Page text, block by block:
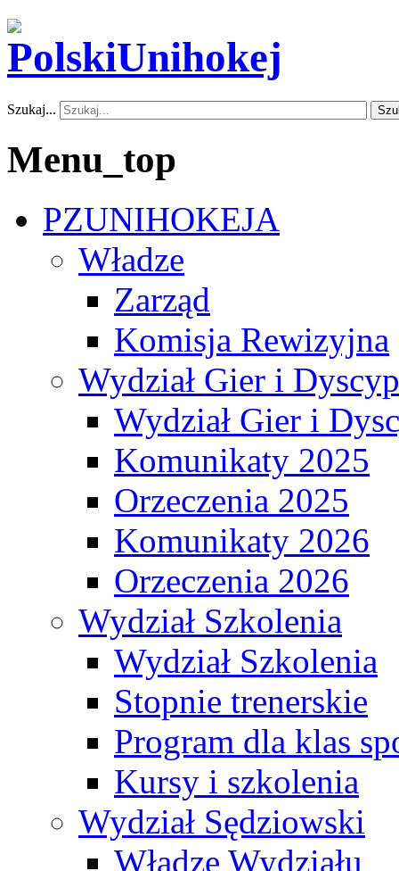
Szukaj...
Menu_top
PZUNIHOKEJA
Władze
Zarząd
Komisja Rewizyjna
Wydział Gier i
Wydział Gier i
Komunikaty 2025
Orzeczenia 2025
Komunikaty 2026
Orzeczenia 2026
Wydział Szkolenia
Wydział Szkolenia
Stopnie trenerskie
Program dla klas
Kursy i szkolenia
Wydział Sędziowski
Władze Wydziału